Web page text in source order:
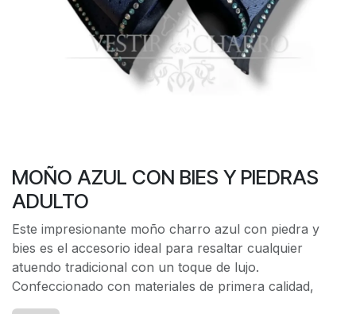
MOÑO AZUL CON BIES Y PIEDRAS
ADULTO
Este impresionante moño charro azul con piedra y
bies es el accesorio ideal para resaltar cualquier
atuendo tradicional con un toque de lujo.
Confeccionado con materiales de primera calidad,